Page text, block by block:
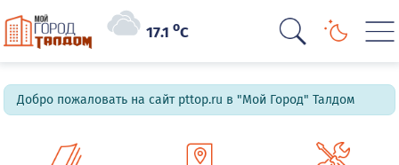
17.1oC
Добро пожаловать на сайт pttop.ru в "Мой Город" Талдом